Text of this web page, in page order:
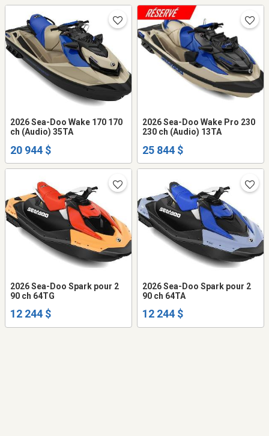
2026 Sea-Doo Wake 170 170
ch (Audio) 35TA
20 944 $
2026 Sea-Doo Wake Pro 230
230 ch (Audio) 13TA
25 844 $
2026 Sea-Doo Spark pour 2
90 ch 64TG
12 244 $
2026 Sea-Doo Spark pour 2
90 ch 64TA
12 244 $